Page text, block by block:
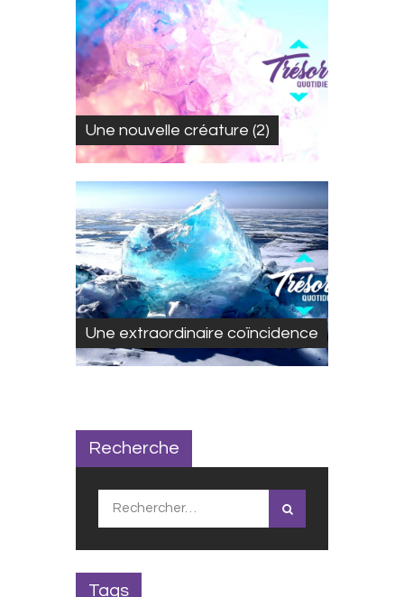
Une nouvelle créature (2)
Une extraordinaire coïncidence
Recherche
Rechercher :
Tags